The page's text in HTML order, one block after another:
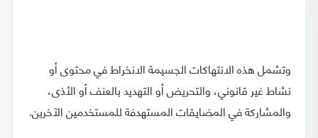
وتشمل هذه الانتهاكات الجسيمة الانخراط في محتوى أو
نشاط غير قانوني، والتحريض أو التهديد بالعنف أو الأذى،
والمشاركة في المضايقات المستهدفة للمستخدمين الآخرين.